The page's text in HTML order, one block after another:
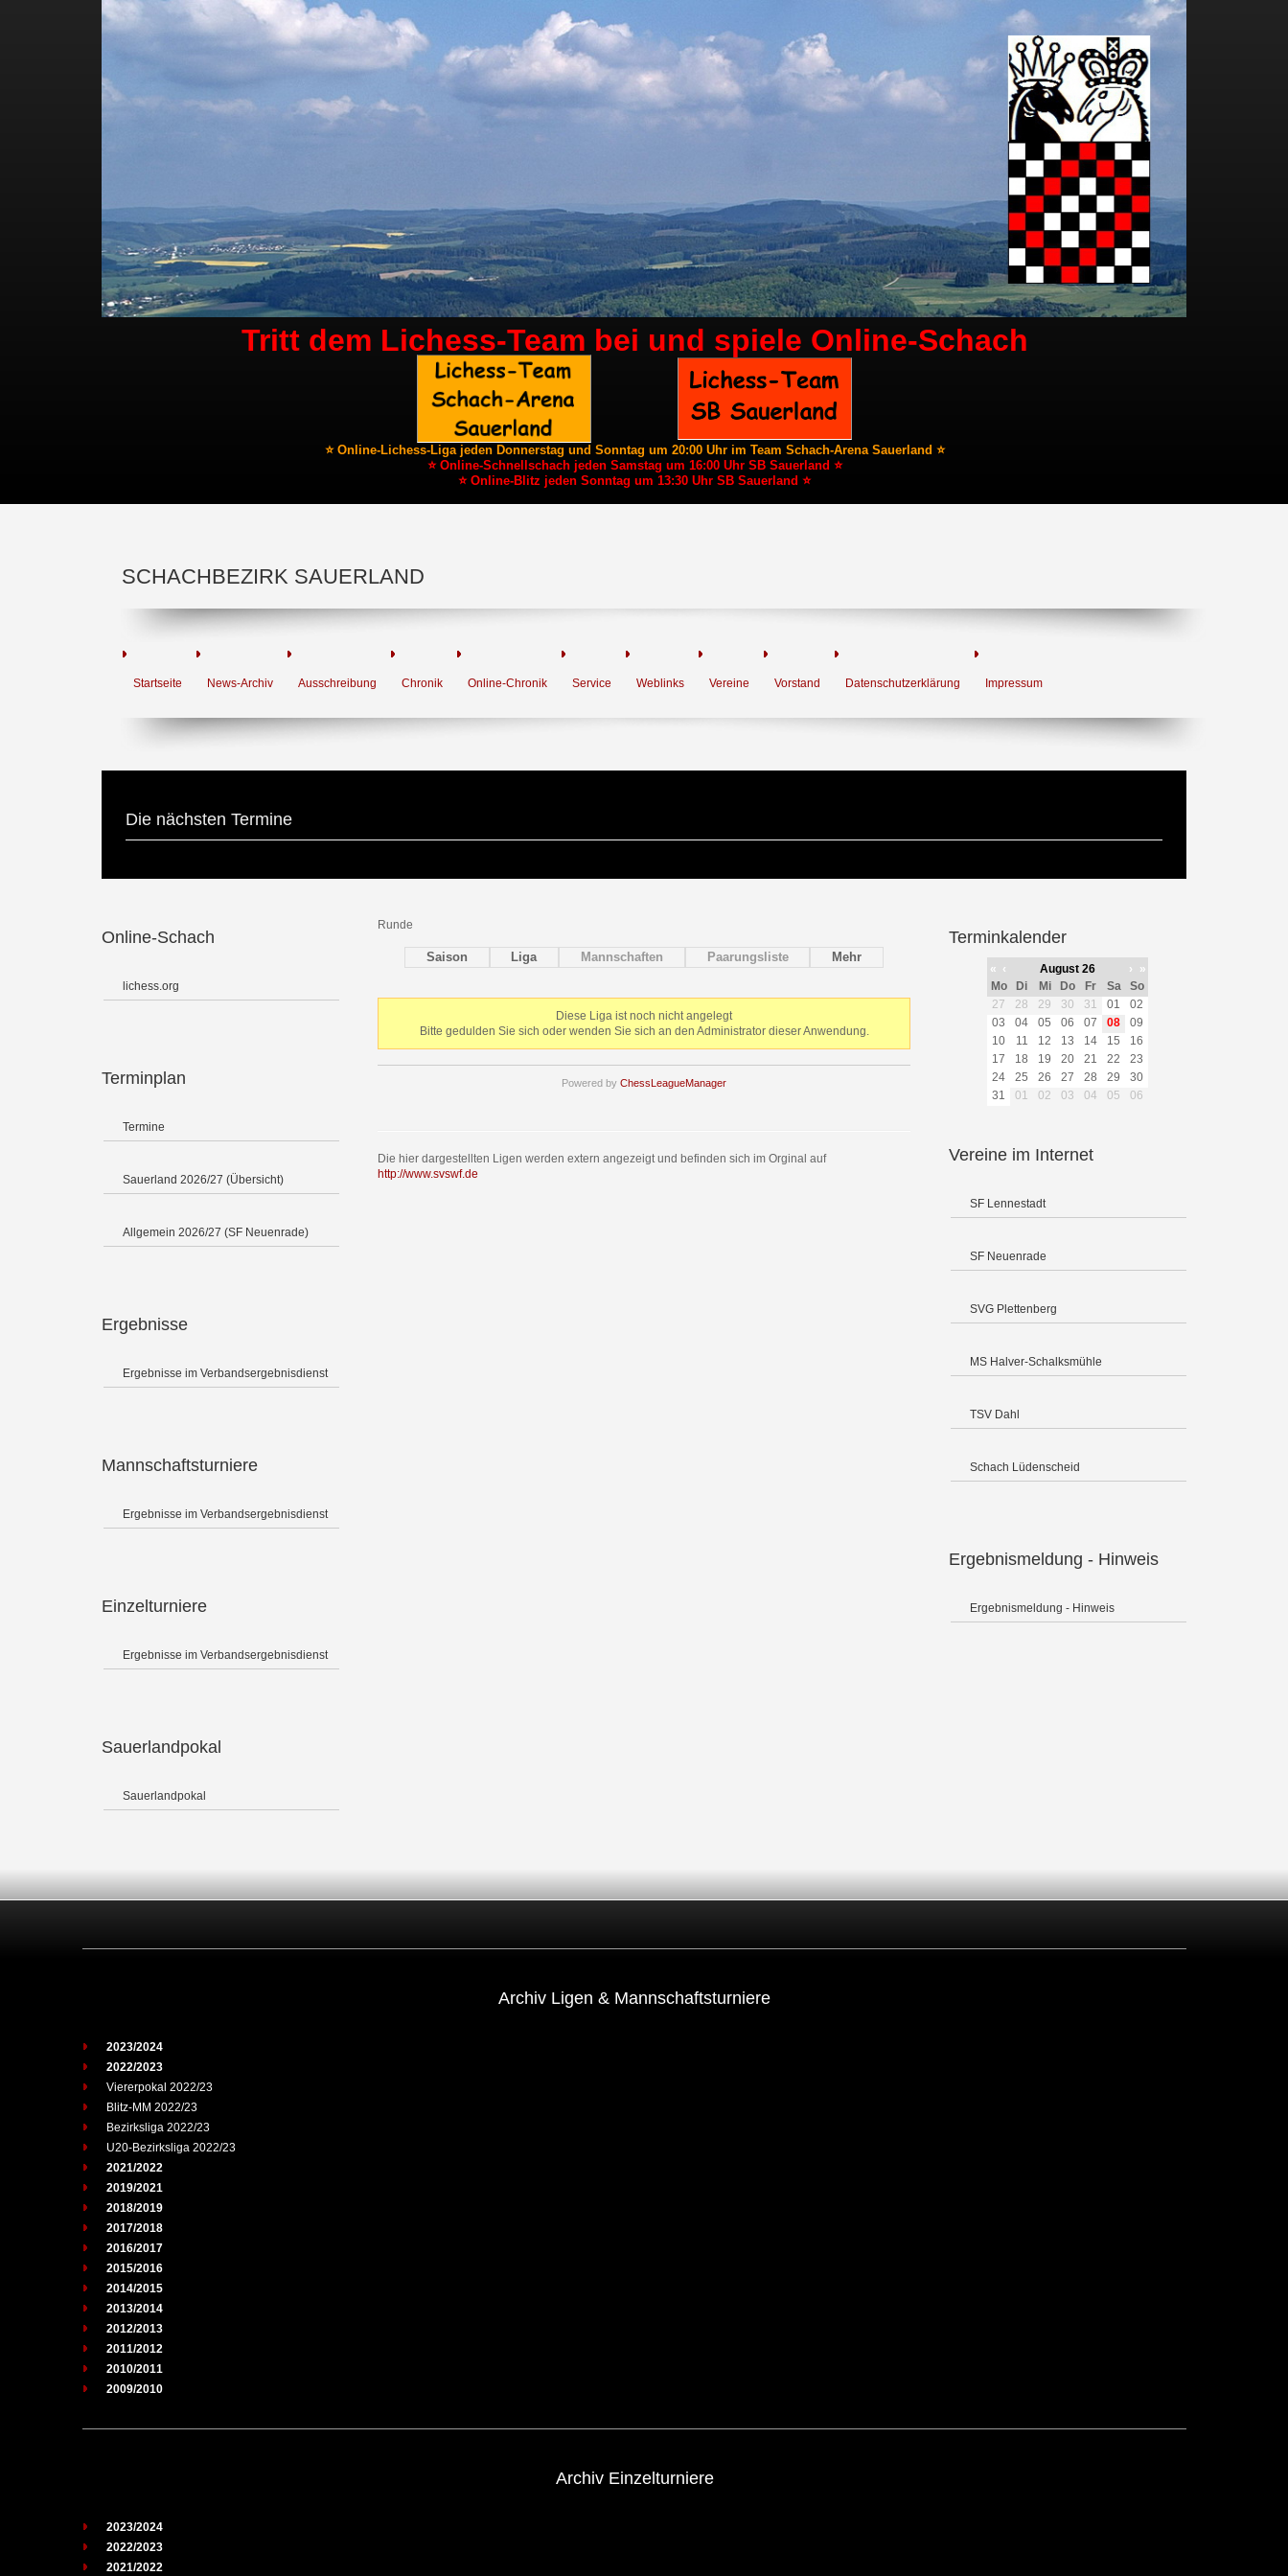
Tritt dem Lichess-Team bei und spiele Online-Schach
⭐ Online-Lichess-Liga jeden Donnerstag und Sonntag um 20:00 Uhr im Team Schach-Arena Sauerland ⭐
⭐ Online-Schnellschach jeden Samstag um 16:00 Uhr SB Sauerland ⭐
⭐ Online-Blitz jeden Sonntag um 13:30 Uhr SB Sauerland ⭐
SCHACHBEZIRK SAUERLAND
Startseite News-Archiv Ausschreibung Chronik Online-Chronik Service Weblinks Vereine Vorstand Datenschutzerklärung Impressum
Die nächsten Termine
Online-Schach
lichess.org
Terminplan
Termine
Sauerland 2026/27 (Übersicht)
Allgemein 2026/27 (SF Neuenrade)
Ergebnisse
Ergebnisse im Verbandsergebnisdienst
Mannschaftsturniere
Ergebnisse im Verbandsergebnisdienst
Einzelturniere
Ergebnisse im Verbandsergebnisdienst
Sauerlandpokal
Sauerlandpokal
Runde
Saison Liga Mannschaften Paarungsliste Mehr
Diese Liga ist noch nicht angelegt
Bitte gedulden Sie sich oder wenden Sie sich an den Administrator dieser Anwendung.
Powered by ChessLeagueManager
Die hier dargestellten Ligen werden extern angezeigt und befinden sich im Orginal auf
http://www.svswf.de
Terminkalender
« ‹ August 26 ›
»
Mo
Di Mi Do Fr Sa
So
27
28 29 30 31 01
02
03
04 05 06 07 08
09
10
11 12 13 14 15
16
17
18 19 20 21 22
23
24
25 26 27 28 29
30
31
01 02 03 04 05 06
Vereine im Internet
SF Lennestadt
SF Neuenrade
SVG Plettenberg
MS Halver-Schalksmühle
TSV Dahl
Schach Lüdenscheid
Ergebnismeldung - Hinweis
Ergebnismeldung - Hinweis
Archiv Ligen & Mannschaftsturniere
2023/2024
2022/2023
Viererpokal 2022/23
Blitz-MM 2022/23
Bezirksliga 2022/23
U20-Bezirksliga 2022/23
2021/2022
2019/2021
2018/2019
2017/2018
2016/2017
2015/2016
2014/2015
2013/2014
2012/2013
2011/2012
2010/2011
2009/2010
Archiv Einzelturniere
2023/2024
2022/2023
2021/2022